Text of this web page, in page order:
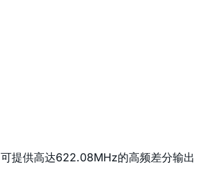
提供高达622.08MHz的高频差分输出